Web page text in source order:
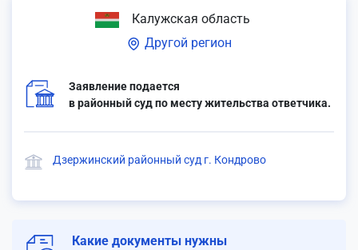
Калужская область
Другой регион
Заявление подается
в районный суд по месту жительства ответчика.
Дзержинский районный суд г. Кондрово
Какие документы нужны